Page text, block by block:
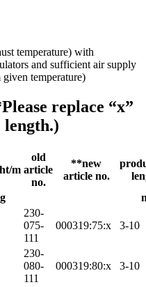
temperature) with
and sufficient air supply
temperature)
replace “x”
length.)
m
old
article
no.
**new
article no.
230-
075-
111
000319:75:x 3-10
230-
080-
111
000319:80:x 3-10